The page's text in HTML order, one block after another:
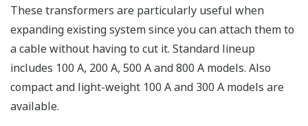
These transformers are particularly useful when
expanding existing system since you can attach them to
a cable without having to cut it. Standard lineup
includes 100 A, 200 A, 500 A and 800 A models. Also
compact and light-weight 100 A and 300 A models are
available.